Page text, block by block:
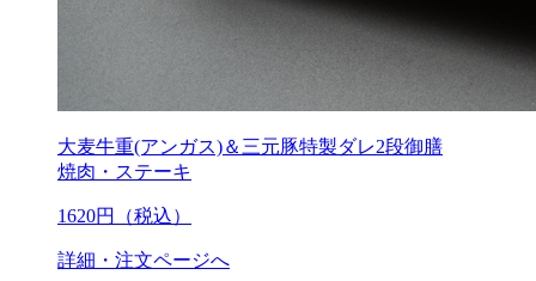
大麦牛重(アンガス)＆三元豚特製ダレ2段御膳
焼肉・ステーキ
1620円（税込）
詳細・注文ページへ